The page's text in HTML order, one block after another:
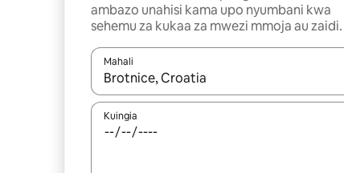
ambazo unahisi kama upo nyumbani kwa
sehemu za kukaa za mwezi mmoja au zaidi.
Mahali
Wakati matokeo yanapatikana, vinjari kwa
Kuingia